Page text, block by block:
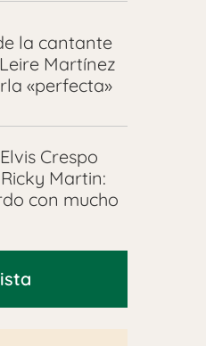
la cantante
Martínez
«perfecta»
Crespo
Martin:
con mucho